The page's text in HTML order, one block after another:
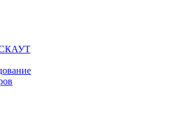
СКАУТ